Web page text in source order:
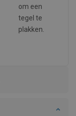
om een
tegel te
plakken.